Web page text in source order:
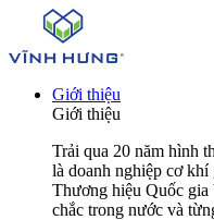
Giới thiệu
Giới thiệu
Trải qua 20 năm hình
là doanh nghiệp cơ
Thương hiệu Quốc
chắc trong nước và